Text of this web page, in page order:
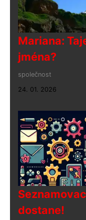
Mariana:
jména?
společnost
24. 01. 2026
dostane!